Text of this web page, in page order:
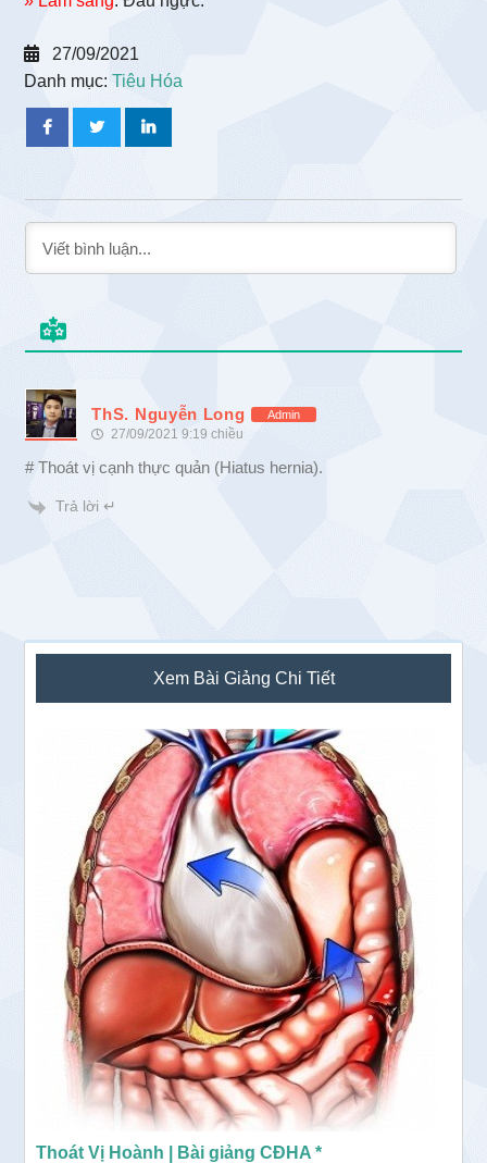
27/09/2021
Danh mục:Tiêu Hóa
ThS. Nguyễn Long Admin
27/09/2021 9:19 chiều
# Thoát vị cạnh thực quản (Hiatus hernia).
Trả lời ↵
Sidebar
chính
Xem Bài Giảng Chi Tiết
Thoát Vị Hoành | Bài giảng CĐHA *